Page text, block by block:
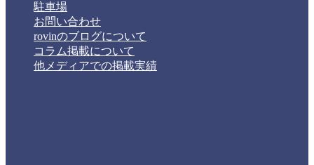
駐車場
お問い合わせ
rovinのブログについて
コラム掲載について
他メディアでの掲載実績